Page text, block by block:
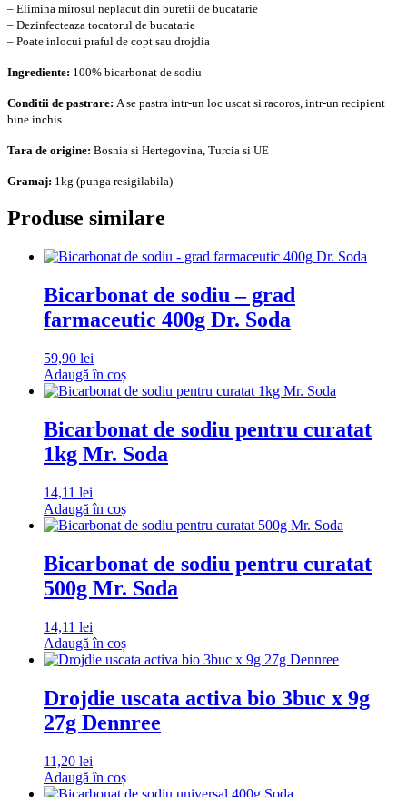
– Elimina mirosul neplacut din buretii de bucatarie
– Dezinfecteaza tocatorul de bucatarie
– Poate inlocui praful de copt sau drojdia
Ingrediente: 100% bicarbonat de sodiu
Conditii de pastrare: A se pastra intr-un loc uscat si racoros, intr-un recipient
bine inchis.
Tara de origine: Bosnia si Hertegovina, Turcia si UE
Gramaj: 1kg (punga resigilabila)
Produse similare
Bicarbonat de sodiu – grad
farmaceutic 400g Dr. Soda
59,90 lei
Adaugă în coș
Bicarbonat de sodiu pentru curatat
1kg Mr. Soda
14,11 lei
Adaugă în coș
Bicarbonat de sodiu pentru curatat
500g Mr. Soda
14,11 lei
Adaugă în coș
Drojdie uscata activa bio 3buc x 9g
27g Dennree
11,20 lei
Adaugă în coș